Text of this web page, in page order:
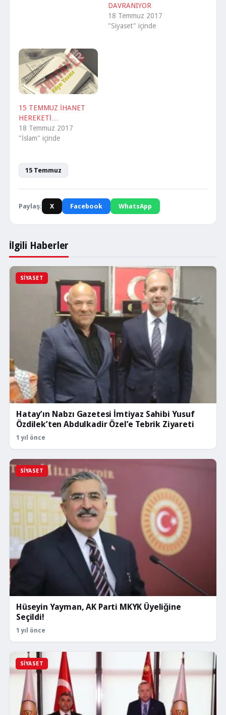
DAVRANIYOR
18 Temmuz 2017
"Siyaset" içinde
15 TEMMUZ İHANET
HEREKETİ…
18 Temmuz 2017
"İslam" içinde
15 Temmuz
Paylaş: X Facebook WhatsApp
İlgili Haberler
SIYASET
Hatay’ın Nabzı Gazetesi İmtiyaz Sahibi Yusuf
Özdilek’ten Abdulkadir Özel’e Tebrik Ziyareti
1 yıl önce
SIYASET
Hüseyin Yayman, AK Parti MKYK Üyeliğine
Seçildi!
1 yıl önce
SIYASET